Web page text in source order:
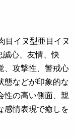
目イヌ型亜目イヌ
誠心、友情、快
、攻撃性、警戒心
態などが印象的な
性の高い側面、親
感情表現で癒しを